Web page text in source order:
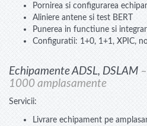
Pornirea si configurarea
Aliniere antene si test BERT
Punerea in functiune si
Configuratii: 1+0, 1+1, XPIC,
Echipamente ADSL, DSLAM
1000 amplasamente
Servicii:
Livrare echipament pe